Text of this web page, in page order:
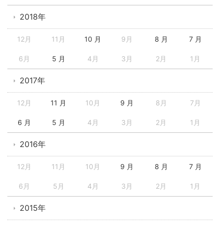
2018年
12月 11月 10 月 9月 8 月 7 月
6月 5 月 4月 3月 2月 1月
2017年
12月 11 月 10月 9 月 8月 7月
6 月 5 月 4月 3月 2月 1月
2016年
12月 11月 10月 9 月 8 月 7 月
6月 5月 4月 3月 2月 1月
2015年